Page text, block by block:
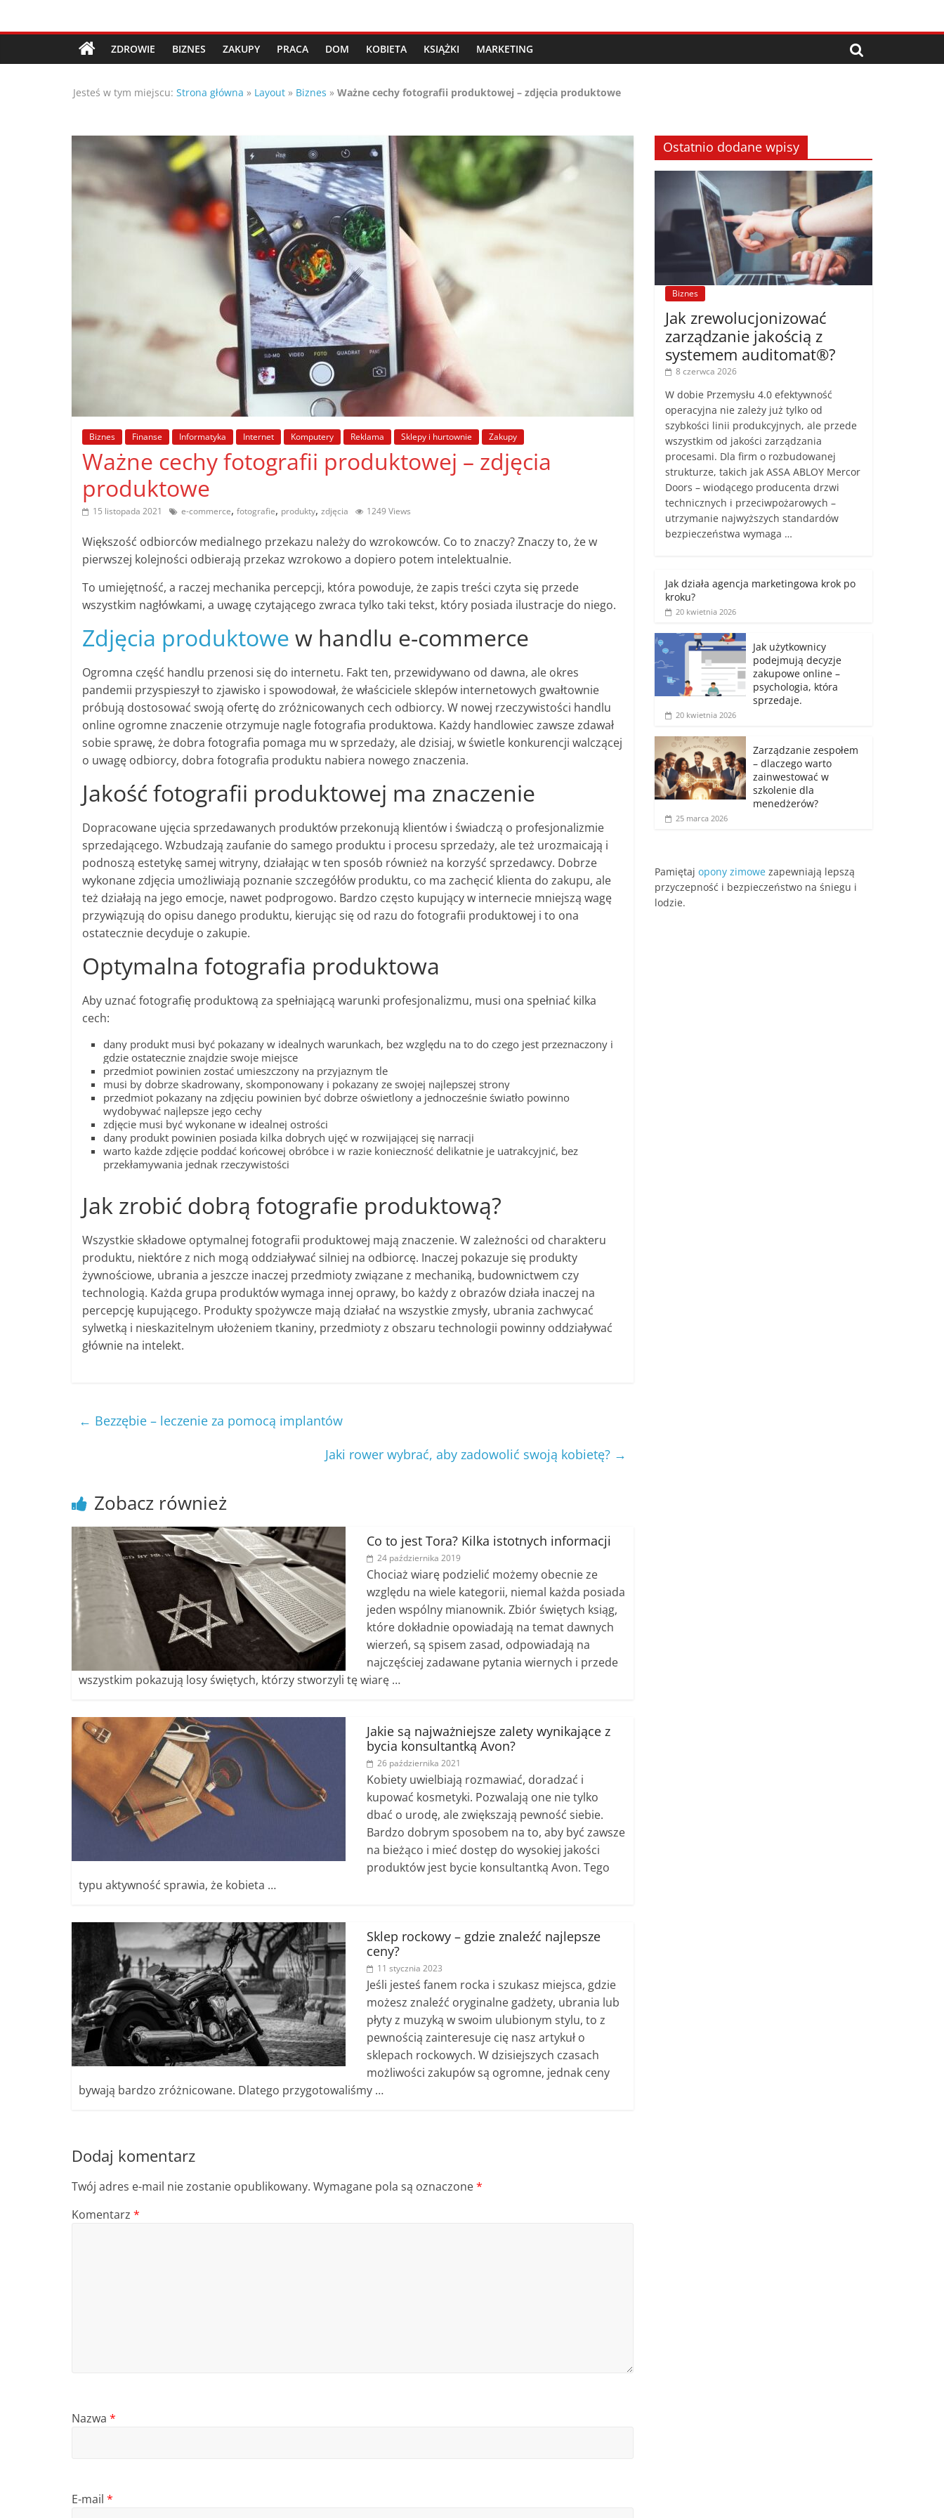
Porady,
wskazówki
oraz
ciekawe
rady
te
poradniki.
porady
wskazówki
poradniki
na
każdy
temat
ZDROWIE BIZNES ZAKUPY PRACA DOM KOBIETA KSIĄŻKI MARKETING
Jesteś w tym miejscu: Strona główna » Layout » Biznes » Ważne cechy fotografii produktowej – zdjęcia produktowe
Biznes Finanse Informatyka Internet Komputery Reklama Sklepy i hurtownie Zakupy
Ważne cechy fotografii produktowej – zdjęcia
produktowe
15 listopada 2021 e-commerce, fotografie, produkty, zdjęcia 1249 Views
Większość odbiorców medialnego przekazu należy do wzrokowców. Co to znaczy? Znaczy to, że w
pierwszej kolejności odbierają przekaz wzrokowo a dopiero potem intelektualnie.
To umiejętność, a raczej mechanika percepcji, która powoduje, że zapis treści czyta się przede
wszystkim nagłówkami, a uwagę czytającego zwraca tylko taki tekst, który posiada ilustracje do niego.
Zdjęcia produktowe w handlu e-commerce
Ogromna część handlu przenosi się do internetu. Fakt ten, przewidywano od dawna, ale okres
pandemii przyspieszył to zjawisko i spowodował, że właściciele sklepów internetowych gwałtownie
próbują dostosować swoją ofertę do zróżnicowanych cech odbiorcy. W nowej rzeczywistości handlu
online ogromne znaczenie otrzymuje nagle fotografia produktowa. Każdy handlowiec zawsze zdawał
sobie sprawę, że dobra fotografia pomaga mu w sprzedaży, ale dzisiaj, w świetle konkurencji walczącej
o uwagę odbiorcy, dobra fotografia produktu nabiera nowego znaczenia.
Jakość fotografii produktowej ma znaczenie
Dopracowane ujęcia sprzedawanych produktów przekonują klientów i świadczą o profesjonalizmie
sprzedającego. Wzbudzają zaufanie do samego produktu i procesu sprzedaży, ale też urozmaicają i
podnoszą estetykę samej witryny, działając w ten sposób również na korzyść sprzedawcy. Dobrze
wykonane zdjęcia umożliwiają poznanie szczegółów produktu, co ma zachęcić klienta do zakupu, ale
też działają na jego emocje, nawet podprogowo. Bardzo często kupujący w internecie mniejszą wagę
przywiązują do opisu danego produktu, kierując się od razu do fotografii produktowej i to ona
ostatecznie decyduje o zakupie.
Optymalna fotografia produktowa
Aby uznać fotografię produktową za spełniającą warunki profesjonalizmu, musi ona spełniać kilka
cech:
dany produkt musi być pokazany w idealnych warunkach, bez względu na to do czego jest przeznaczony i
gdzie ostatecznie znajdzie swoje miejsce
przedmiot powinien zostać umieszczony na przyjaznym tle
musi by dobrze skadrowany, skomponowany i pokazany ze swojej najlepszej strony
przedmiot pokazany na zdjęciu powinien być dobrze oświetlony a jednocześnie światło powinno
wydobywać najlepsze jego cechy
zdjęcie musi być wykonane w idealnej ostrości
dany produkt powinien posiada kilka dobrych ujęć w rozwijającej się narracji
warto każde zdjęcie poddać końcowej obróbce i w razie konieczność delikatnie je uatrakcyjnić, bez
przekłamywania jednak rzeczywistości
Jak zrobić dobrą fotografie produktową?
Wszystkie składowe optymalnej fotografii produktowej mają znaczenie. W zależności od charakteru
produktu, niektóre z nich mogą oddziaływać silniej na odbiorcę. Inaczej pokazuje się produkty
żywnościowe, ubrania a jeszcze inaczej przedmioty związane z mechaniką, budownictwem czy
technologią. Każda grupa produktów wymaga innej oprawy, bo każdy z obrazów działa inaczej na
percepcję kupującego. Produkty spożywcze mają działać na wszystkie zmysły, ubrania zachwycać
sylwetką i nieskazitelnym ułożeniem tkaniny, przedmioty z obszaru technologii powinny oddziaływać
głównie na intelekt.
← Bezzębie – leczenie za pomocą implantów
Jaki rower wybrać, aby zadowolić swoją kobietę? →
Zobacz również
Co to jest Tora? Kilka istotnych informacji
24 października 2019
Chociaż wiarę podzielić możemy obecnie ze
względu na wiele kategorii, niemal każda posiada
jeden wspólny mianownik. Zbiór świętych ksiąg,
które dokładnie opowiadają na temat dawnych
wierzeń, są spisem zasad, odpowiadają na
najczęściej zadawane pytania wiernych i przede
wszystkim pokazują losy świętych, którzy stworzyli tę wiarę …
Jakie są najważniejsze zalety wynikające z
bycia konsultantką Avon?
26 października 2021
Kobiety uwielbiają rozmawiać, doradzać i
kupować kosmetyki. Pozwalają one nie tylko
dbać o urodę, ale zwiększają pewność siebie.
Bardzo dobrym sposobem na to, aby być zawsze
na bieżąco i mieć dostęp do wysokiej jakości
produktów jest bycie konsultantką Avon. Tego
typu aktywność sprawia, że kobieta …
Sklep rockowy – gdzie znaleźć najlepsze
ceny?
11 stycznia 2023
Jeśli jesteś fanem rocka i szukasz miejsca, gdzie
możesz znaleźć oryginalne gadżety, ubrania lub
płyty z muzyką w swoim ulubionym stylu, to z
pewnością zainteresuje cię nasz artykuł o
sklepach rockowych. W dzisiejszych czasach
możliwości zakupów są ogromne, jednak ceny
bywają bardzo zróżnicowane. Dlatego przygotowaliśmy …
Dodaj komentarz
Twój adres e-mail nie zostanie opublikowany. Wymagane pola są oznaczone*
Komentarz *
Nazwa *
E-mail *
Ostatnio dodane wpisy
Biznes
Jak zrewolucjonizować
zarządzanie jakością z
systemem auditomat®?
8 czerwca 2026
W dobie Przemysłu 4.0 efektywność
operacyjna nie zależy już tylko od
szybkości linii produkcyjnych, ale przede
wszystkim od jakości zarządzania
procesami. Dla firm o rozbudowanej
strukturze, takich jak ASSA ABLOY Mercor
Doors – wiodącego producenta drzwi
technicznych i przeciwpożarowych –
utrzymanie najwyższych standardów
bezpieczeństwa wymaga …
Jak działa agencja marketingowa krok po
kroku?
20 kwietnia 2026
Jak użytkownicy
podejmują decyzje
zakupowe online –
psychologia, która
sprzedaje.
20 kwietnia 2026
Zarządzanie zespołem
– dlaczego warto
zainwestować w
szkolenie dla
menedżerów?
25 marca 2026
Pamiętaj opony zimowe zapewniają lepszą
przyczepność i bezpieczeństwo na śniegu i
lodzie.